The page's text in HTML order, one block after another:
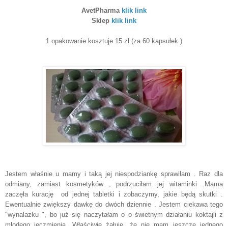
AvetPharma klik link
Sklep klik link
1 opakowanie kosztuje 15 zł (za 60 kapsułek )
Jestem właśnie u mamy i taką jej niespodziankę sprawiłam . Raz dla
odmiany, zamiast kosmetyków , podrzuciłam jej witaminki .Mama
zaczęła kurację od jednej tabletki i zobaczymy, jakie będą skutki .
Ewentualnie zwiększy dawkę do dwóch dziennie . Jestem ciekawa tego
"wynalazku ", bo już się naczytałam o o świetnym działaniu koktajli z